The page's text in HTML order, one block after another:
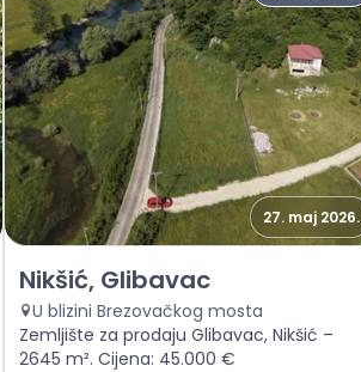
27. maj 2026.
Prodaja - Zemljište Nikšić, Glibavac
Nikšić, Glibavac
U blizini Brezovačkog mosta
Zemljište za prodaju Glibavac, Nikšić –
2645 m². Cijena: 45.000 €